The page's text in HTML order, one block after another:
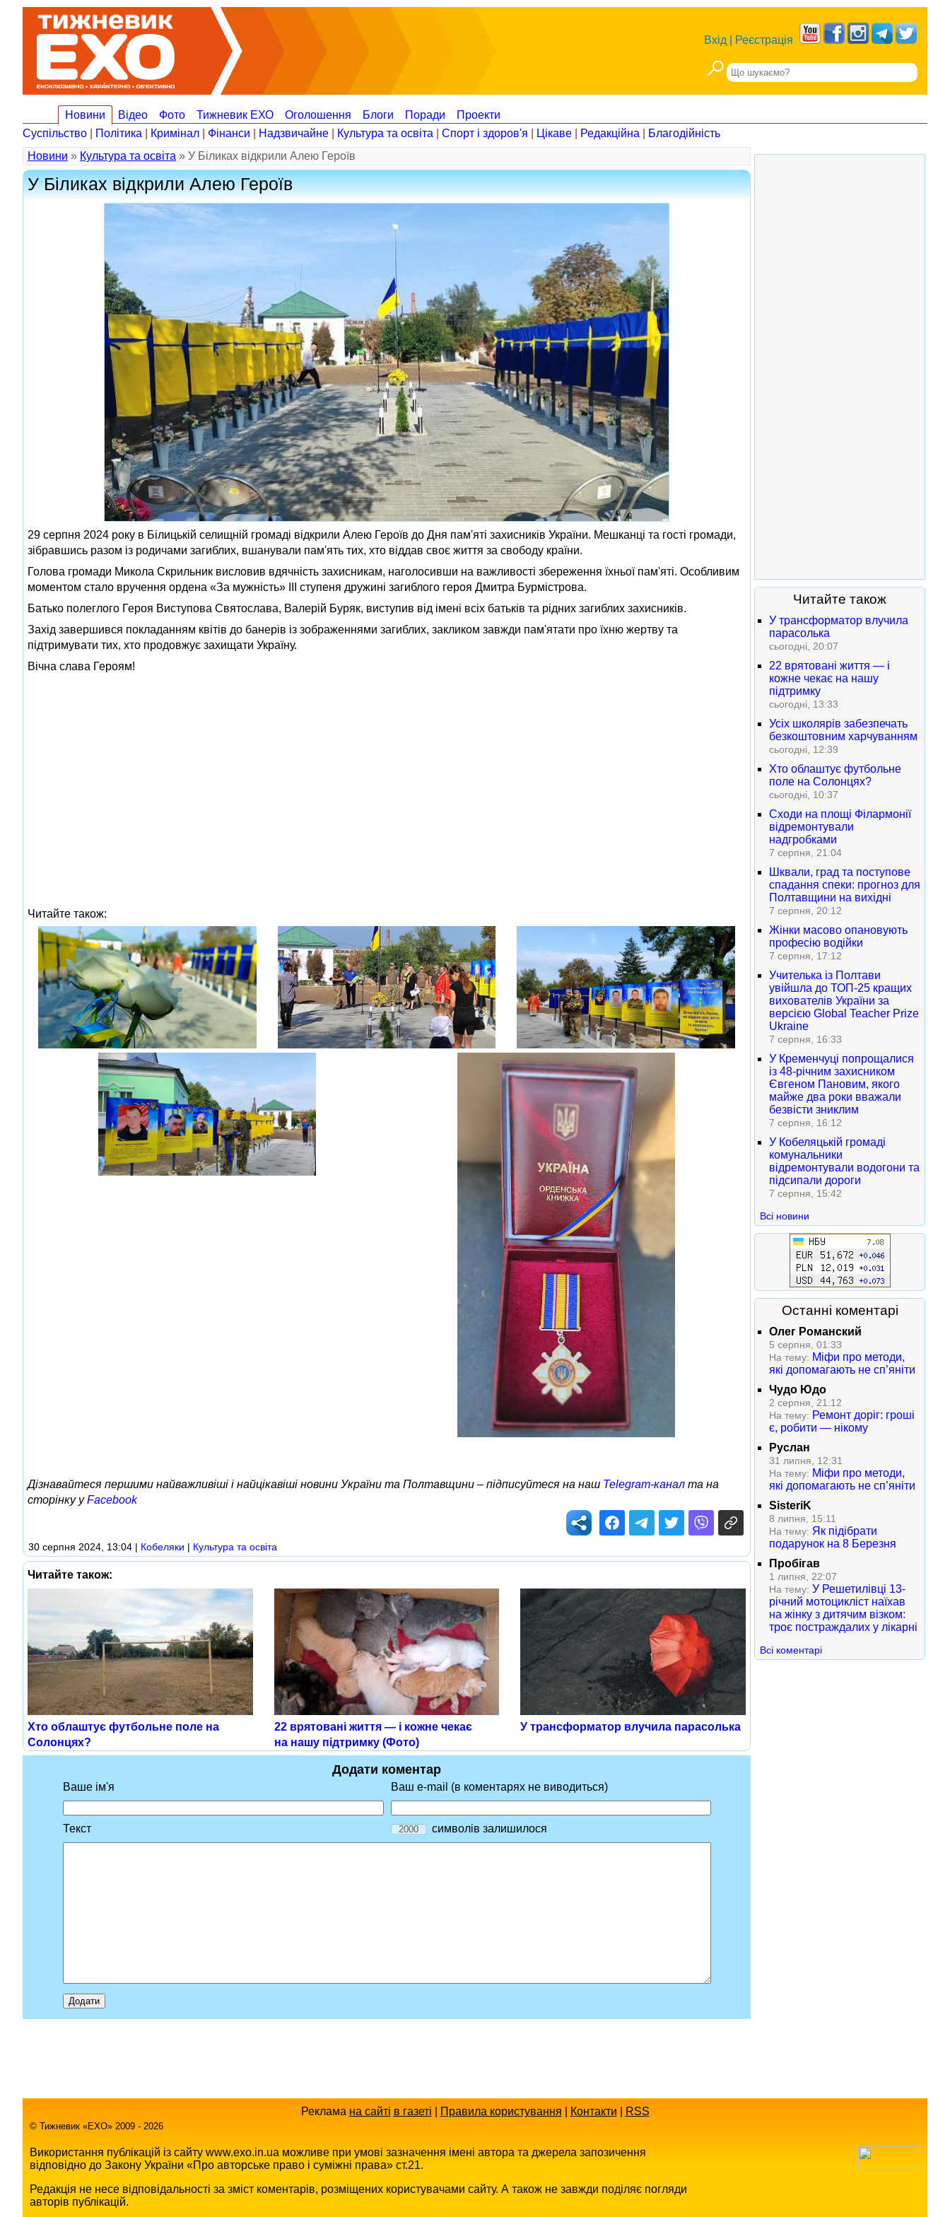
Вхід Реєстрація
Новини Відео Фото Тижневик ЕХО Оголошення Блоги Поради
Проекти
Суспільство
Політика Кримінал Фінанси Надзвичайне Культура та освіта Спорт і здоров'я Цікаве Редакційна
Благодійність
Новини » Культура та освіта » У Біликах відкрили Алею Героїв
У Біликах відкрили Алею Героїв
29 серпня 2024 року в Білицькій селищній громаді відкрили Алею Героїв до Дня пам'яті захисників України. Мешканці та гості громади,
зібравшись разом із родичами загиблих, вшанували пам'ять тих, хто віддав своє життя за свободу країни.
Голова громади Микола Скрильник висловив вдячність захисникам, наголосивши на важливості збереження їхньої пам'яті. Особливим
моментом стало вручення ордена «За мужність» ІІІ ступеня дружині загиблого героя Дмитра Бурмістрова.
Батько полеглого Героя Виступова Святослава, Валерій Буряк, виступив від імені всіх батьків та рідних загиблих захисників.
Захід завершився покладанням квітів до банерів із зображеннями загиблих, закликом завжди пам'ятати про їхню жертву та
підтримувати тих, хто продовжує захищати Україну.
Вічна слава Героям!
Читайте також:
Дізнавайтеся першими найважливіші і найцікавіші новини України та Полтавщини – підписуйтеся на наш Telegram-канал та на
сторінку уFacebook
30 серпня 2024, 13:04 | Кобеляки | Культура та освіта
Читайте також:
Хто облаштує футбольне поле на
Солонцях?
22 врятовані життя — і кожне чекає
на нашу підтримку (Фото)
У трансформатор влучила парасолька
Додати коментар
Ваше ім'я Ваш e-mail (в коментарях не виводиться)
Текст символів залишилося
Читайте також
У трансформатор влучила
парасолька
сьогодні, 20:07
22 врятовані життя — і
кожне чекає на нашу
підтримку
сьогодні, 13:33
Усіх школярів забезпечать
безкоштовним харчуванням
сьогодні, 12:39
Хто облаштує футбольне
поле на Солонцях?
сьогодні, 10:37
Сходи на площі Філармонії
відремонтували
надгробками
7 серпня, 21:04
Шквали, град та поступове
спадання спеки: прогноз для
Полтавщини на вихідні
7 серпня, 20:12
Жінки масово опановують
професію водійки
7 серпня, 17:12
Учителька із Полтави
увійшла до ТОП-25 кращих
вихователів України за
версією Global Teacher Prize
Ukraine
7 серпня, 16:33
У Кременчуці попрощалися
із 48-річним захисником
Євгеном Пановим, якого
майже два роки вважали
безвісти зниклим
7 серпня, 16:12
У Кобеляцькій громаді
комунальники
відремонтували водогони та
підсипали дороги
7 серпня, 15:42
Всі новини
Останні коментарі
Олег Романский
5 серпня, 01:33
На тему: Міфи про методи,
які допомагають не сп’яніти
Чудо Юдо
2 серпня, 21:12
На тему: Ремонт доріг: гроші
є, робити — нікому
Руслан
31 липня, 12:31
На тему: Міфи про методи,
які допомагають не сп’яніти
SisteriK
8 липня, 15:11
На тему: Як підібрати
подарунок на 8 Березня
Пробігав
1 липня, 22:07
На тему: У Решетилівці 13-
річний мотоцикліст наїхав
на жінку з дитячим візком:
троє постраждалих у лікарні
Всі коментарі
Реклама на сайті в газеті Правила користування Контакти RSS
© Тижневик «EХO» 2009 - 2026
Використання публікацій із сайту www.exo.in.ua можливе при умові зазначення імені автора та джерела запозичення
відповідно до Закону України «Про авторське право і суміжні права» ст.21.
Редакція не несе відповідальності за зміст коментарів, розміщених користувачами сайту. А також не завжди поділяє погляди
авторів публікацій.